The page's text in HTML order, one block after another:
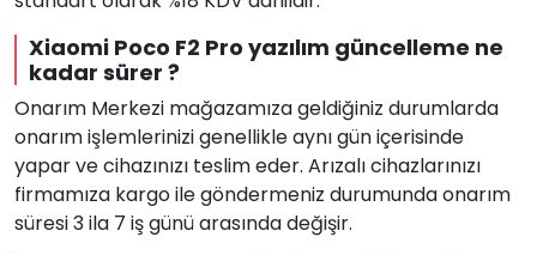
Xiaomi Poco F2 Pro yazılım güncelleme ne
kadar sürer ?
Onarım Merkezi mağazamıza geldiğiniz durumlarda
onarım işlemlerinizi genellikle aynı gün içerisinde
yapar ve cihazınızı teslim eder. Arızalı cihazlarınızı
firmamıza kargo ile göndermeniz durumunda onarım
süresi 3 ila 7 iş günü arasında değişir.